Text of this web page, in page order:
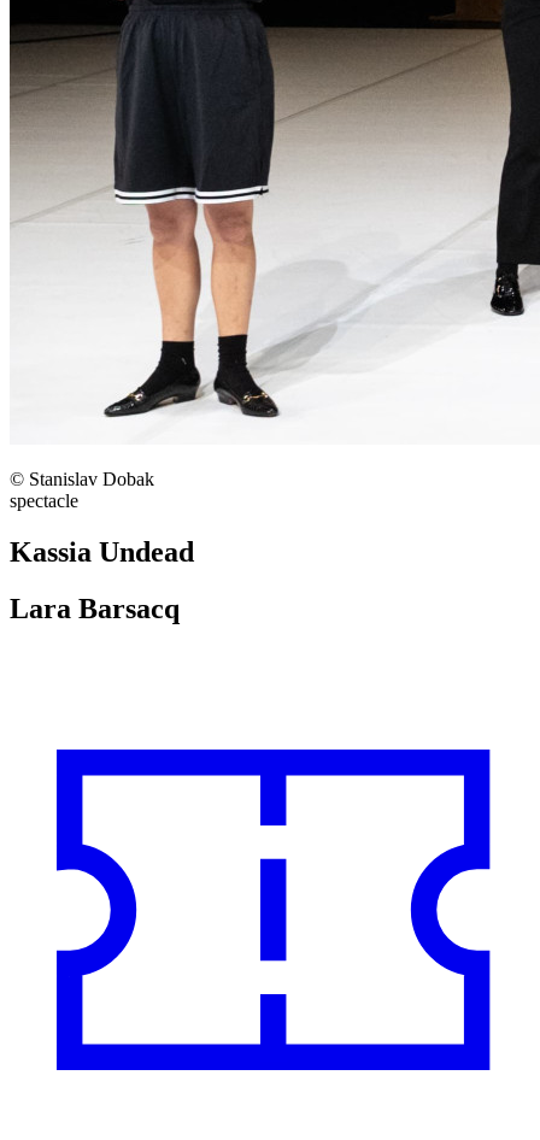
© Stanislav Dobak
spectacle
Kassia Undead
Lara Barsacq